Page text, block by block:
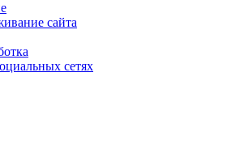
сайта
сетях